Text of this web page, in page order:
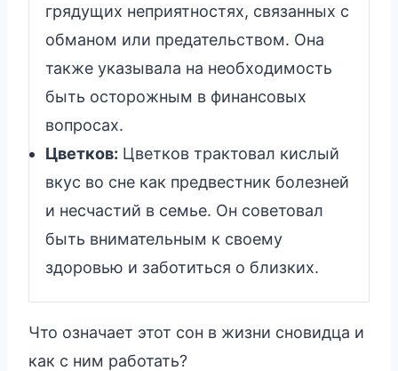
грядущих неприятностях, связанных с
обманом или предательством. Она
также указывала на необходимость
быть осторожным в финансовых
вопросах.
Цветков: Цветков трактовал кислый
вкус во сне как предвестник болезней
и несчастий в семье. Он советовал
быть внимательным к своему
здоровью и заботиться о близких.
Что означает этот сон в жизни сновидца и
как с ним работать?